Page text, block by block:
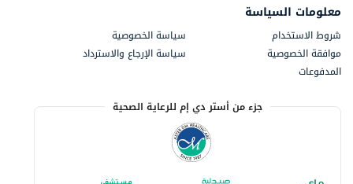
معلومات السياسة
شروط الاستخدام
سياسة الخصوصية
موافقة الخصوصية
سياسة الإرجاع والاسترداد
المدفوعات
جزء من أستر دي إم للرعاية الصحية